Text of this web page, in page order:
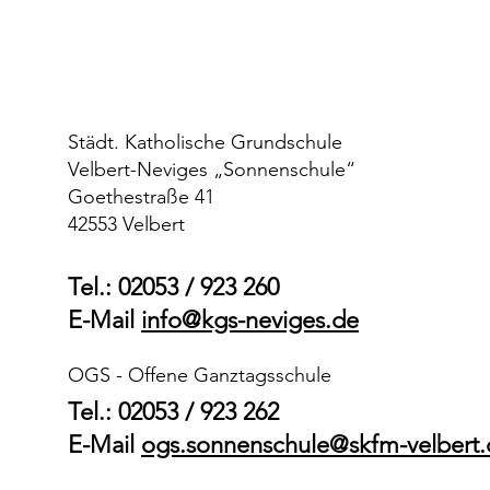
und Erdmännchen-Kindern
Städt. Katholische Grundschule
Velbert-Neviges „Sonnenschule“
Goethestraße 41
42553 Velbert
Tel.: 02053 / 923 260
E-Mail info@kgs-neviges.de
OGS - Offene Ganztagsschule
Tel.: 02053 / 923 262
E-Mail ogs.sonnenschule@skfm-